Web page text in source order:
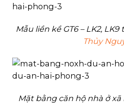
Mẫu liền kề GT6 – LK2,
Thủy
Mặt bằng căn hộ nhà ở